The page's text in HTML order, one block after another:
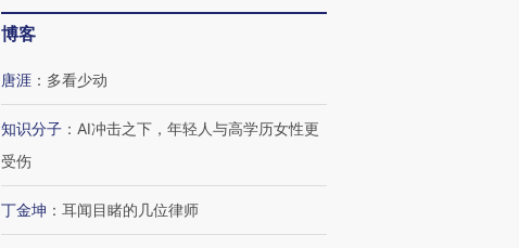
博客
唐涯 ： 多看少动
知识分子 ： AI冲击之下，年轻人与高学历女性更
受伤
丁金坤 ： 耳闻目睹的几位律师